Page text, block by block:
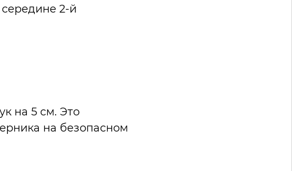
2-й
на 5 см. Это
на безопасном